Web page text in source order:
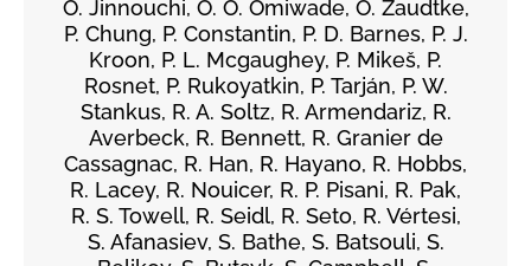
O. Jinnouchi, O. O. Omiwade, O. Zaudtke,
P. Chung, P. Constantin, P. D. Barnes, P. J.
Kroon, P. L. Mcgaughey, P. Mikeš, P.
Rosnet, P. Rukoyatkin, P. Tarján, P. W.
Stankus, R. A. Soltz, R. Armendariz, R.
Averbeck, R. Bennett, R. Granier de
Cassagnac, R. Han, R. Hayano, R. Hobbs,
R. Lacey, R. Nouicer, R. P. Pisani, R. Pak,
R. S. Towell, R. Seidl, R. Seto, R. Vértesi,
S. Afanasiev, S. Bathe, S. Batsouli, S.